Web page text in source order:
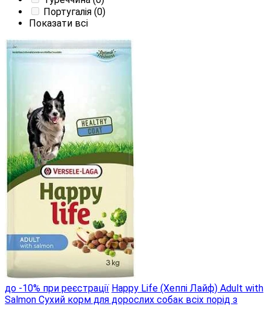
Португалія (0)
Показати всі
до -10% при реєстрації Happy Life (Хеппі Лайф) Adult with
Salmon Сухий корм для дорослих собак всіх порід з